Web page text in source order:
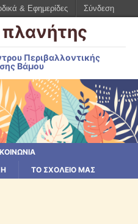
Περιβαλλοντικής
Βάμου
ΤΟ ΣΧΟΛΕΙΟ ΜΑΣ
& Εφημερίδες Σύνδεση